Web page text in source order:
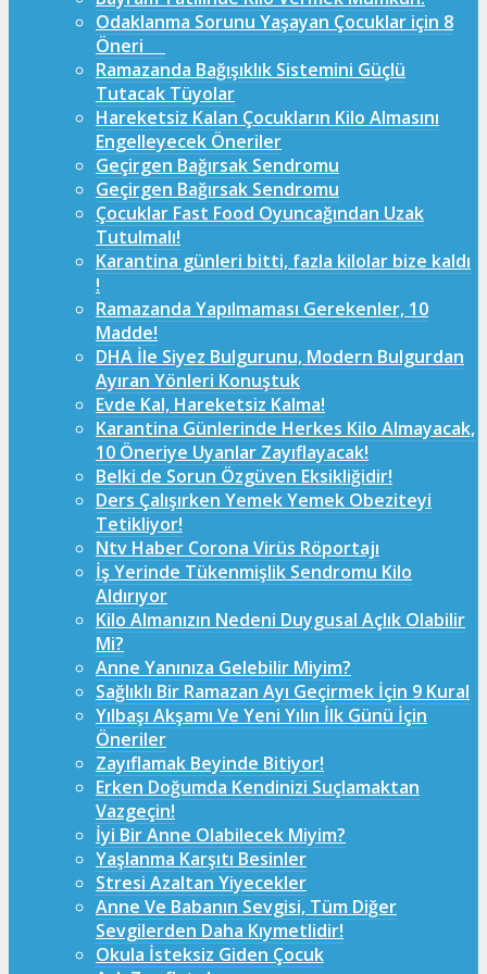
Odaklanma Sorunu Yaşayan Çocuklar için 8
Öneri
Ramazanda Bağışıklık Sistemini Güçlü
Tutacak Tüyolar
Hareketsiz Kalan Çocukların Kilo Almasını
Engelleyecek Öneriler
Geçirgen Bağırsak Sendromu
Geçirgen Bağırsak Sendromu
Çocuklar Fast Food Oyuncağından Uzak
Tutulmalı!
Karantina günleri bitti, fazla kilolar bize kaldı
!
Ramazanda Yapılmaması Gerekenler, 10
Madde!
DHA İle Siyez Bulgurunu, Modern Bulgurdan
Ayıran Yönleri Konuştuk
Evde Kal, Hareketsiz Kalma!
Karantina Günlerinde Herkes Kilo Almayacak,
10 Öneriye Uyanlar Zayıflayacak!
Belki de Sorun Özgüven Eksikliğidir!
Ders Çalışırken Yemek Yemek Obeziteyi
Tetikliyor!
Ntv Haber Corona Virüs Röportajı
İş Yerinde Tükenmişlik Sendromu Kilo
Aldırıyor
Kilo Almanızın Nedeni Duygusal Açlık Olabilir
Mi?
Anne Yanınıza Gelebilir Miyim?
Sağlıklı Bir Ramazan Ayı Geçirmek İçin 9 Kural
Yılbaşı Akşamı Ve Yeni Yılın İlk Günü İçin
Öneriler
Zayıflamak Beyinde Bitiyor!
Erken Doğumda Kendinizi Suçlamaktan
Vazgeçin!
İyi Bir Anne Olabilecek Miyim?
Yaşlanma Karşıtı Besinler
Stresi Azaltan Yiyecekler
Anne Ve Babanın Sevgisi, Tüm Diğer
Sevgilerden Daha Kıymetlidir!
Okula İsteksiz Giden Çocuk